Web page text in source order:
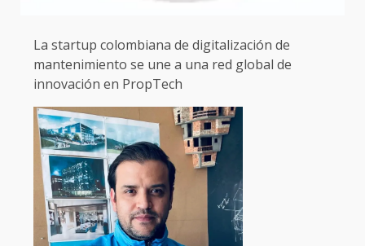
La startup colombiana de digitalización de
mantenimiento se une a una red global de
innovación en PropTech